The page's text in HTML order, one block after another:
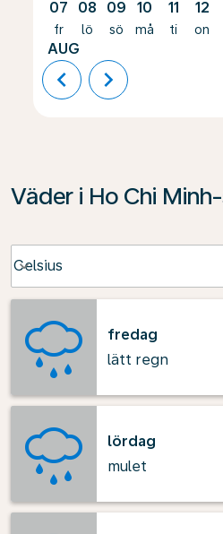
07
fr
AUG
08
lö
09
sö
10
må
11
ti
12
on
chevron_left chevron_right
Väder i Ho Chi
Celsius
keyboard_arrow_down
fredag
lätt regn
lördag
mulet